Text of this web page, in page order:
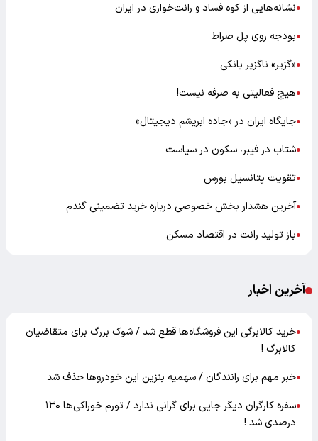
●نشانه‌هایی از کوه فساد و رانت‌خواری در ایران
●بودجه روی پل صراط
●«گزیر» ناگزیر بانکی
●هیچ فعالیتی به صرفه نیست!
●جایگاه ایران در «جاده ابریشم دیجیتال»
●شتاب در فیبر، سکون در سیاست
●تقویت پتانسیل بورس
●آخرین هشدار بخش خصوصی درباره خرید تضمینی گندم
●باز تولید رانت در اقتصاد مسکن
آخرین اخبار
●خرید کالابرگی این فروشگاه‌ها قطع شد / شوک بزرگ برای متقاضیان
کالابرگ !
●خبر مهم برای رانندگان / سهمیه بنزین این خودروها حذف شد
●
سفره کارگران دیگر جایی برای گرانی ندارد / تورم خوراکی‌ها ۱۳۰
درصدی شد !